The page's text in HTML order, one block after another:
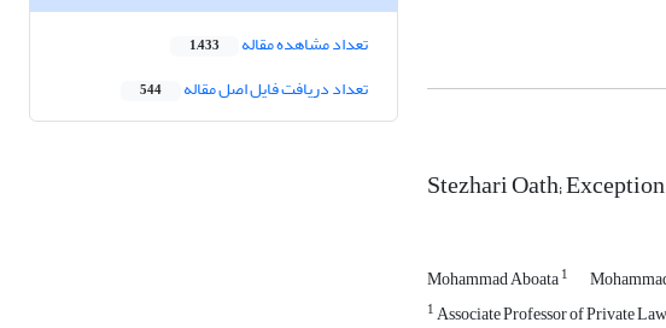
Stezhari Oath;
Mohammad Aboata1
1Associate Professor of Private
تعداد مشاهده مقاله 1,433
تعداد دریافت فایل اصل مقاله 544